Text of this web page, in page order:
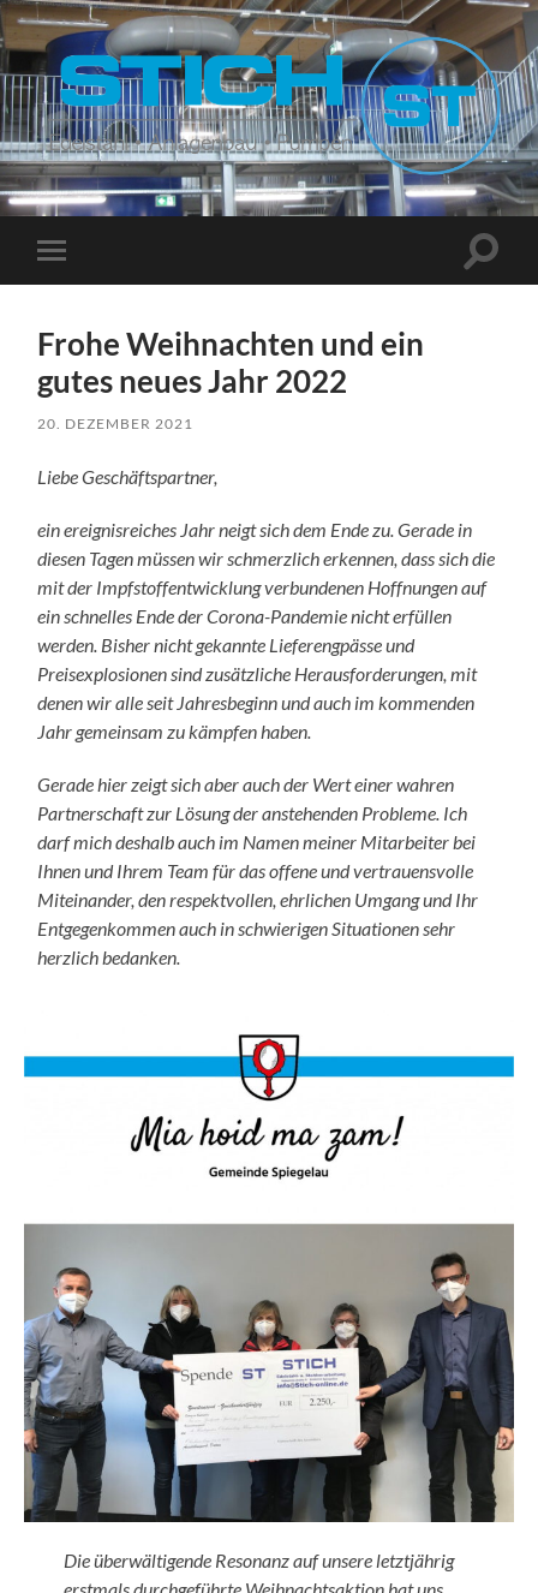
Stich
Menü
Frohe Weihnachten und ein
gutes neues Jahr 2022
20. DEZEMBER 2021
Liebe Geschäftspartner,
ein ereignisreiches Jahr neigt sich dem Ende zu. Gerade in
diesen Tagen müssen wir schmerzlich erkennen, dass sich die
mit der Impfstoffentwicklung verbundenen Hoffnungen auf
ein schnelles Ende der Corona-Pandemie nicht erfüllen
werden. Bisher nicht gekannte Lieferengpässe und
Preisexplosionen sind zusätzliche Herausforderungen, mit
denen wir alle seit Jahresbeginn und auch im kommenden
Jahr gemeinsam zu kämpfen haben.
Gerade hier zeigt sich aber auch der Wert einer wahren
Partnerschaft zur Lösung der anstehenden Probleme. Ich
darf mich deshalb auch im Namen meiner Mitarbeiter bei
Ihnen und Ihrem Team für das offene und vertrauensvolle
Miteinander, den respektvollen, ehrlichen Umgang und Ihr
Entgegenkommen auch in schwierigen Situationen sehr
herzlich bedanken.
Die überwältigende Resonanz auf unsere letztjährig
erstmals durchgeführte Weihnachtsaktion hat uns